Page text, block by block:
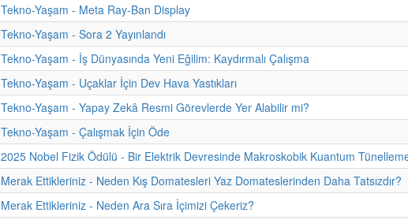
Tekno-Yaşam - Meta Ray-Ban Display
Tekno-Yaşam - Sora 2 Yayınlandı
Tekno-Yaşam - İş Dünyasında Yeni Eğilim: Kaydırmalı Çalışma
Tekno-Yaşam - Uçaklar İçin Dev Hava Yastıkları
Tekno-Yaşam - Yapay Zekâ Resmi Görevlerde Yer Alabilir mi?
Tekno-Yaşam - Çalışmak İçin Öde
2025 Nobel Fizik Ödülü - Bir Elektrik Devresinde Makroskobik Kuantum
Merak Ettikleriniz - Neden Kış Domatesleri Yaz Domateslerinden Daha Tatsızdır?
Merak Ettikleriniz - Neden Ara Sıra İçimizi Çekeriz?